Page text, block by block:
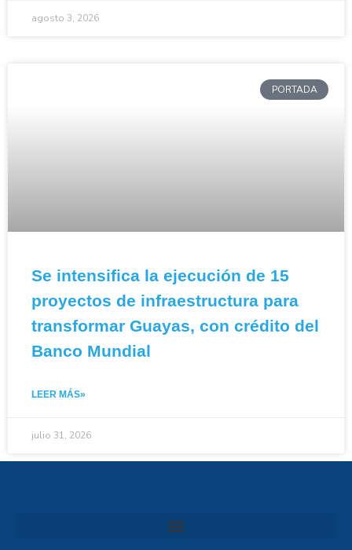
agosto 3, 2026
PORTADA
Se intensifica la ejecución de 15
proyectos de infraestructura para
transformar Guayas, con crédito del
Banco Mundial
LEER MÁS»
julio 31, 2026